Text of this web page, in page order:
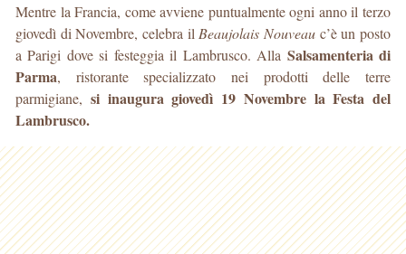
Mentre la Francia, come avviene puntualmente ogni anno il terzo
giovedì di Novembre, celebra il Beaujolais Nouveau c’è un posto
a Parigi dove si festeggia il Lambrusco. Alla Salsamenteria di
Parma, ristorante specializzato nei prodotti delle terre
parmigiane, si inaugura giovedì 19 Novembre la Festa del
Lambrusco.